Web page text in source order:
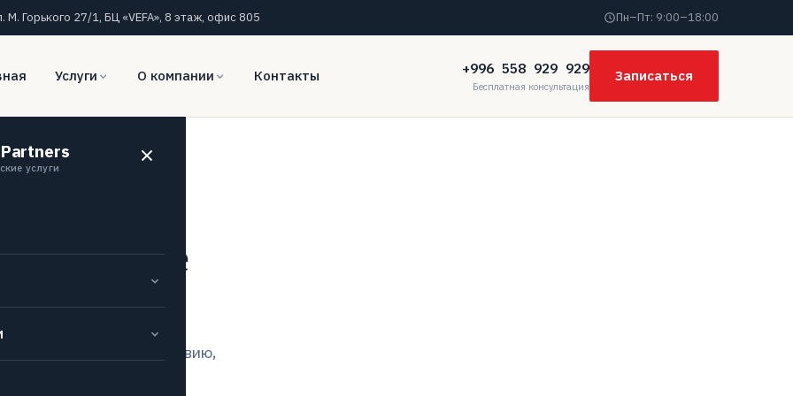
М. Горького 27/1, БЦ «VEFA», 8 этаж, офис 805 Пн–Пт: 9:00–18:00
Услуги О компании Контакты +996 558 929 929
Бесплатная консультация
Записаться
услуги
инструкции к действию,